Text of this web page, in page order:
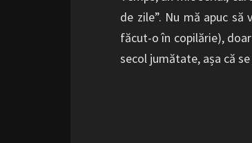
de zile”. Nu mă apuc
făcut-o în copilărie),
secol jumătate, așa că